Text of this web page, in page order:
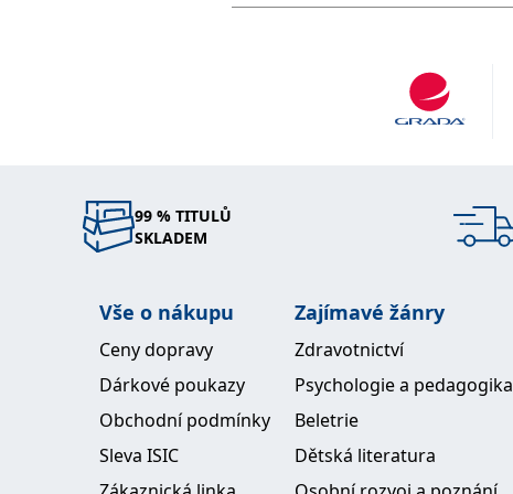
99 % TITULŮ
SKLADEM
Vše o nákupu
Ceny dopravy
Dárkové poukazy
Obchodní podmínky
Sleva ISIC
Zajímavé žánry
Zdravotnictví
Psychologie a pedagogika
Beletrie
Dětská literatura